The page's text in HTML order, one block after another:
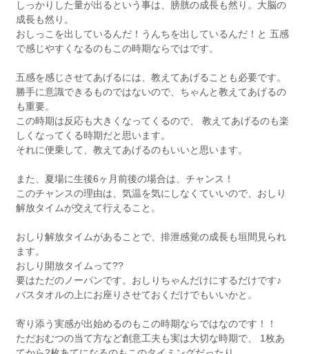
しっかりした量が出るという事は、膀胱の成長も然り。大脳の
成長も然り。
おしっこを出しているんだ！うんちを出しているんだ！と 五感
で感じやすくなるのもこの時期ならではです。
五感を感じさせてあげるには、教えてあげることも必要です。
勝手に意識できるものではないので、ちゃんと教えてあげるの
も重要。
この時期は反応も大きくなってくるので、 教えてあげるのも楽
しくなってくる時期だと思います。
それに便乗して、教えてあげるのもいいと思います。
また、夏場に生後6ヶ月前後の場合は、チャンス！
このチャンスの理由は、気温を気にしなくていいので、おしり
解放タイムが交えて行えること。
おしり解放タイムがあることで、排泄感覚の成長も垣間見られ
ます。
おしり開放タイムって??
要はただのノーパンです。おしりちゃんだけにするだけです♪
バスタオルの上にお座りさせておくだけでもいいかと。
寄り添う実感が出始めるのもこの時期ならではなのです！！
ただおむつの当て方など創意工夫も実は大切な時期で、 1枚あ